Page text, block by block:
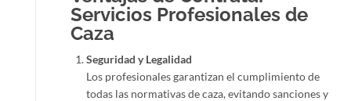
Servicios Profesionales de
Caza
Seguridad y Legalidad
Los profesionales garantizan el cumplimiento de
todas las normativas de caza, evitando sanciones y